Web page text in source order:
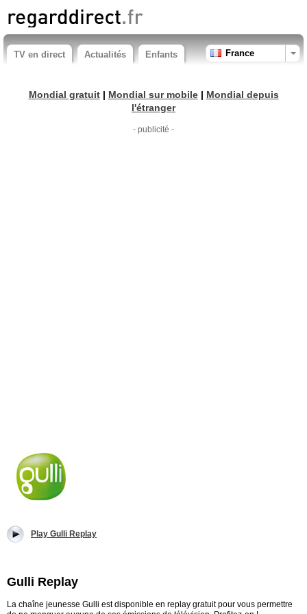
TV en direct Actualités Enfants France
Mondial gratuit| Mondial sur mobile| Mondial depuis
l'étranger
- publicité -
Play Gulli Replay
Gulli Replay
La chaîne jeunesse Gulli est disponible en replay gratuit pour vous permettre